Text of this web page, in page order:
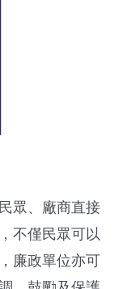
眾、廠商直接
不僅民眾可以
廉政單位亦可